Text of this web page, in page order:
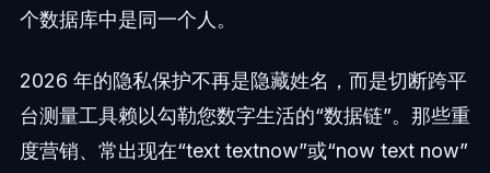
个数据库中是同一个人。
2026 年的隐私保护不再是隐藏姓名，而是切断跨平
台测量工具赖以勾勒您数字生活的“数据链”。那些重
度营销、常出现在“text textnow”或“now text now”